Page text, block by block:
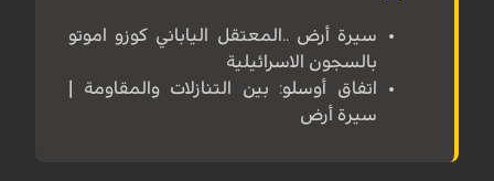
سيرة أرض ..المعتقل الياباني كوزو اموتو
بالسجون الاسرائيلية
اتفاق أوسلو: بين التنازلات والمقاومة |
سيرة أرض